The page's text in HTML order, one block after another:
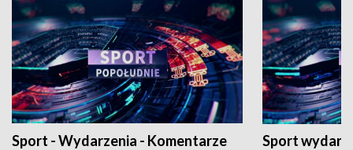
Sport - Wydarzenia - Komentarze Sport